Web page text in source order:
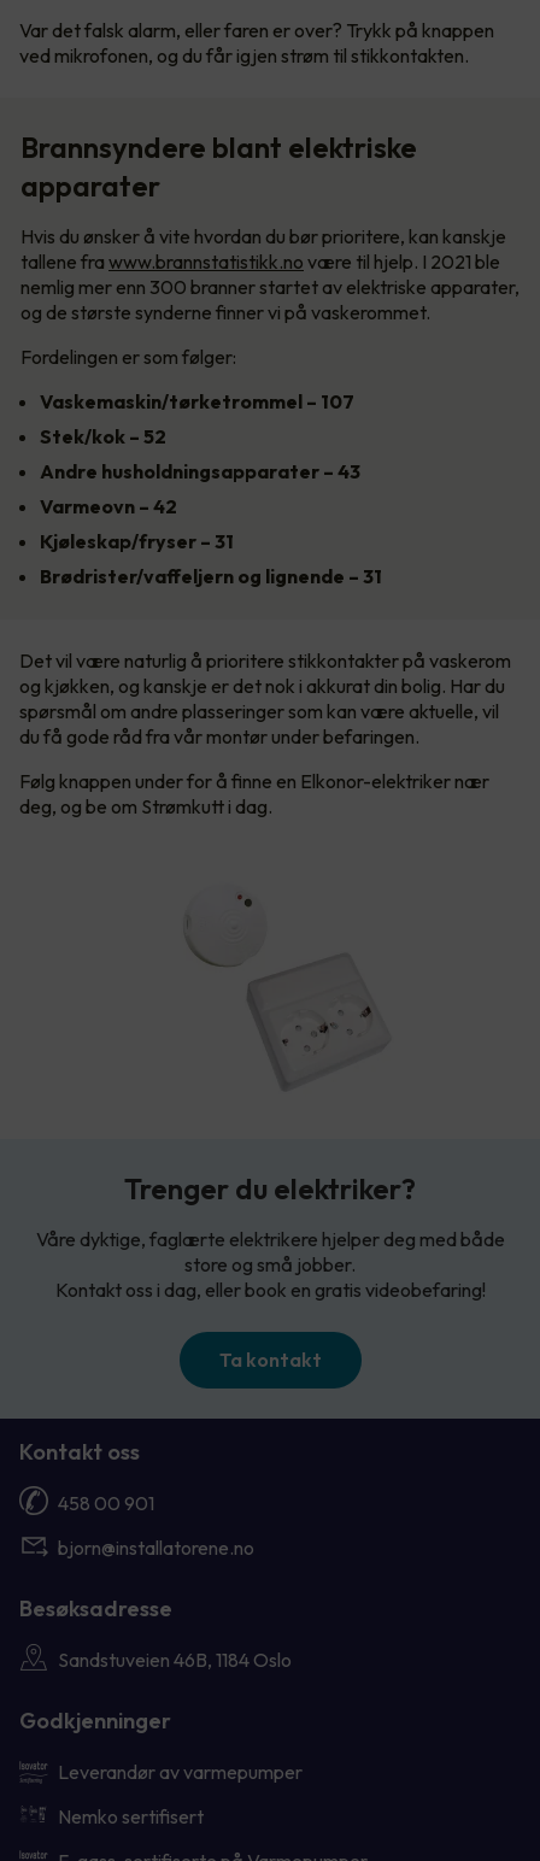
Var det falsk alarm, eller faren er over? Trykk på knappen
ved mikrofonen, og du får igjen strøm til stikkontakten.
Brannsyndere blant elektriske
apparater
Hvis du ønsker å vite hvordan du bør prioritere, kan kanskje
tallene fra www.brannstatistikk.no være til hjelp. I 2021 ble
nemlig mer enn 300 branner startet av elektriske apparater,
og de største synderne finner vi på vaskerommet.
Fordelingen er som følger:
Vaskemaskin/tørketrommel – 107
Stek/kok – 52
Andre husholdningsapparater – 43
Varmeovn – 42
Kjøleskap/fryser – 31
Brødrister/vaffeljern og lignende – 31
Det vil være naturlig å prioritere stikkontakter på vaskerom
og kjøkken, og kanskje er det nok i akkurat din bolig. Har du
spørsmål om andre plasseringer som kan være aktuelle, vil
du få gode råd fra vår montør under befaringen.
Følg knappen under for å finne en Elkonor-elektriker nær
deg, og be om Strømkutt i dag.
Trenger du elektriker?
Våre dyktige, faglærte elektrikere hjelper deg med både
store og små jobber.
Kontakt oss i dag, eller book en gratis videobefaring!
Ta kontakt
Kontakt oss
458 00 901
bjorn@installatorene.no
Besøksadresse
Sandstuveien 46B, 1184 Oslo
Godkjenninger
Leverandør av varmepumper
Nemko sertifisert